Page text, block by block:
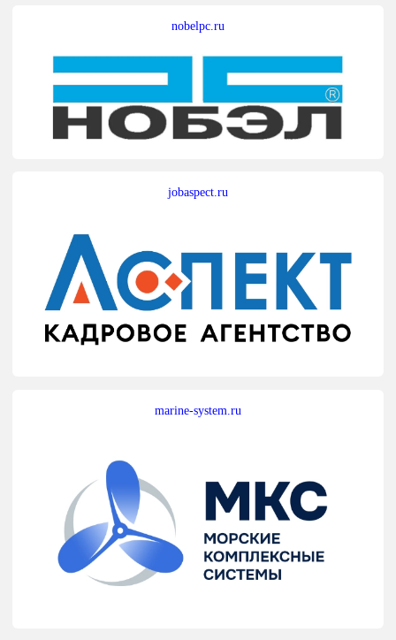
nobelpc.ru
jobaspect.ru
marine-system.ru